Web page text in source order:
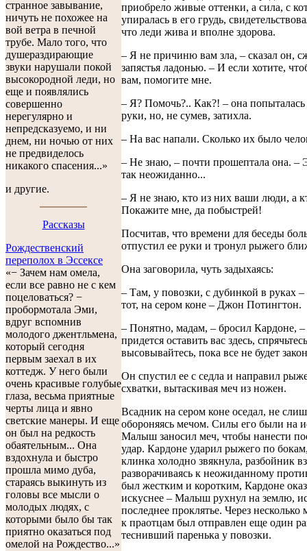
странное завывание,
ничуть не похожее на
вой ветра в печной
трубе. Мало того, что
душераздирающие
звуки нарушали покой
высокородной леди, но
еще и появлялись
совершенно
нерегулярно и
непредсказуемо, и ни
днем, ни ночью от них
не предвиделось
никакого спасения...»
и другие.
Рассказы
Рождественский
переполох в Эссексе
«− Зачем нам омела,
если все равно не с кем
поцеловаться? −
пробормотала Эми,
вдруг вспомнив
молодого джентльмена,
который сегодня
первым заехал в их
коттедж. У него были
очень красивые голубые
глаза, весьма приятные
черты лица и явно
светские манеры. И еще
он был на редкость
обаятельным... Она
вздохнула и быстро
прошла мимо дуба,
стараясь выкинуть из
головы все мысли о
молодых людях, с
которыми было бы так
приятно оказаться под
омелой на Рождество...»
приобрело живые оттенки, а сила, с
упиралась в его грудь,
что леди жива и вполне здорова.
– Я не причиню вам зла, – сказал он,
запястья ладонью. – И если хотите,
вам, помогите мне.
– Я? Помочь?.. Как?! – она попыталась
руки, но, не сумев, затихла.
– На вас напали. Сколько их было
– Не знаю, – почти прошептала она. –
так неожиданно...
– Я не знаю, кто из них ваши люди, а
Покажите мне, да побыстрей!
Посчитав, что времени для беседы
отпустил ее руки и тронул рыжего
Она заговорила, чуть задыхаясь:
– Там, у повозки, с дубинкой в руках –
тот, на сером коне – Джон Потингтон.
– Понятно, мадам, – бросил Кардоне,
придется оставить вас здесь,
высовывайтесь, пока все не будет
Он спустил ее с седла и направил
схватки, вытаскивая меч из ножен.
Всадник на сером коне оседал, не
обороняясь мечом. Силы его были на
Малыш заносил меч, чтобы нанести
удар. Кардоне ударил рыжего по
клинка холодно звякнула, разбойник
разворачиваясь к неожиданному
был жестким и коротким, Кардоне
искуснее – Малыш рухнул на землю,
последнее проклятье. Через несколько
к праотцам был отправлен еще один
теснивший паренька у повозки.